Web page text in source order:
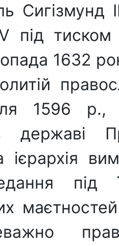
Сигізмунд
під тиском
1632
1596 р.,
державі
ієрархія
під